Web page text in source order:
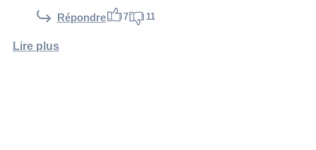
Répondre 7 11
Lire plus